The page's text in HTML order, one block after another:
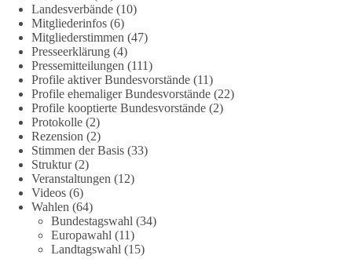
DieBasis
2 Tage(n) zuvor
🌍 Migration darf niemals zum politischen Druckmittel
werden.
Die Ereignisse in Ceuta zeigen, wie schnell Menschen
zwischen geopolitische Interessen geraten können.
Unabhängig davon, welche politischen oder diplomatischen
Ursachen diese Krise im Einzelnen hatte, eines wird deutlich:
Wenn Migration als Druckmittel eingesetzt oder von
Schleusernetzwerken ausgenutzt werden kann, verlieren am
Ende immer die Menschen.
🟩🟩🟦🟦🟥🟥🟧🟧
Landesverbände (10)
Mitgliederinfos (6)
Mitgliederstimmen (47)
Presseerklärung (4)
Pressemitteilungen (111)
Profile aktiver Bundesvorstände (11)
Profile ehemaliger Bundesvorstände (22)
Profile kooptierte Bundesvorstände (2)
Protokolle (2)
Rezension (2)
Stimmen der Basis (33)
Struktur(2)
Veranstaltungen (12)
Videos (6)
Wahlen (64)
Bundestagswahl (34)
Europawahl (11)
Landtagswahl (15)